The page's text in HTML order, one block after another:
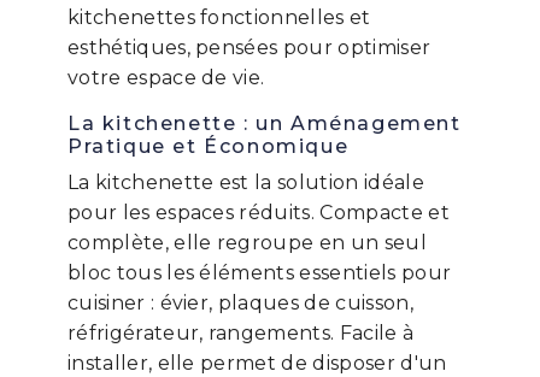
kitchenettes fonctionnelles et
esthétiques, pensées pour optimiser
votre espace de vie.
La kitchenette : un Aménagement
Pratique et Économique
La kitchenette est la solution idéale
pour les espaces réduits. Compacte et
complète, elle regroupe en un seul
bloc tous les éléments essentiels pour
cuisiner : évier, plaques de cuisson,
réfrigérateur, rangements. Facile à
installer, elle permet de disposer d'un